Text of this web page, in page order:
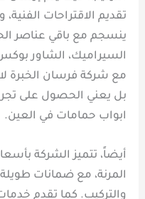
تقديم الاقتراحات
ينسجم مع باقي عناصر
السيراميك، الشاور
مع شركة فرسان الخبرة
بل يعني الحصول على
ابواب حمامات في العين.
أيضاً، تتميز الشركة
المرنة، مع ضمانات
والتركيب. كما تقدم